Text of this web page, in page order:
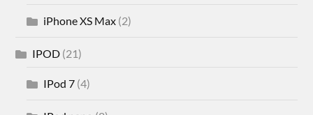
iPhone XS Max (2)
IPOD (21)
IPod 7 (4)